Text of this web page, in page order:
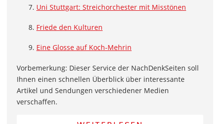
Uni Stuttgart: Streichorchester mit Misstönen
Friede den Kulturen
Eine Glosse auf Koch-Mehrin
Vorbemerkung: Dieser Service der NachDenkSeiten soll
Ihnen einen schnellen Überblick über interessante
Artikel und Sendungen verschiedener Medien
verschaffen.